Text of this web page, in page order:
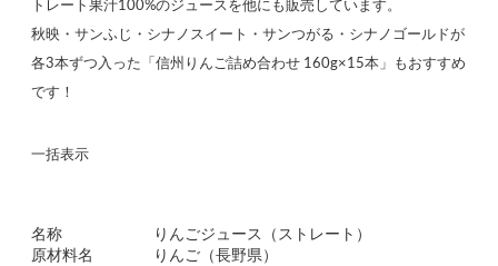
トレート果汁100%のジュースを他にも販売しています。
秋映・サンふじ・シナノスイート・サンつがる・シナノゴールドが
各3本ずつ入った「信州りんご詰め合わせ 160g×15本」もおすすめ
です！
一括表示
名称
りんごジュース（ストレート）
原材料名
りんご（長野県）